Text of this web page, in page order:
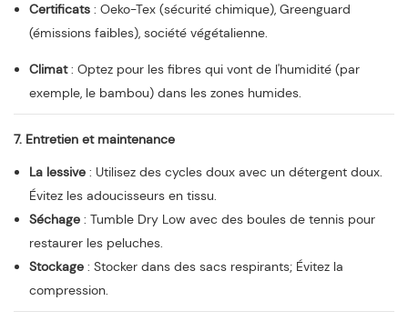
Certificats : Oeko-Tex (sécurité chimique), Greenguard
(émissions faibles), société végétalienne.
Climat: Optez pour les fibres qui vont de l'humidité (par
exemple, le bambou) dans les zones humides.
7. Entretien et maintenance
La lessive : Utilisez des cycles doux avec un détergent doux.
Évitez les adoucisseurs en tissu.
Séchage : Tumble Dry Low avec des boules de tennis pour
restaurer les peluches.
Stockage : Stocker dans des sacs respirants; Évitez la
compression.